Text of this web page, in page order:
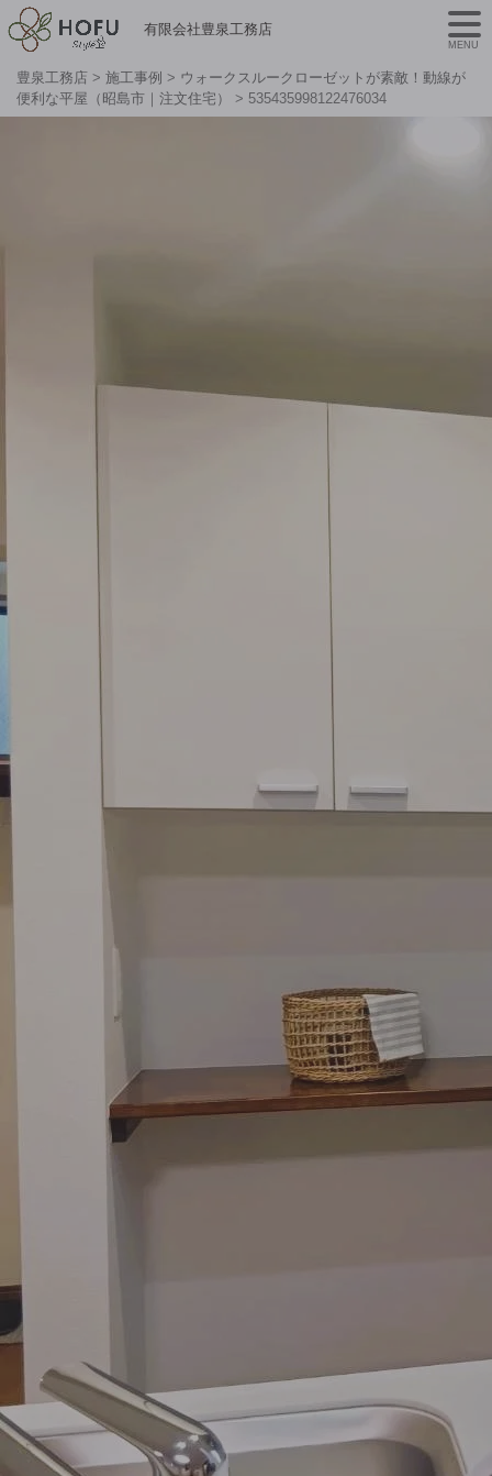
有限会社豊泉工務店
豊泉工務店 > 施工事例 > ウォークスルークローゼットが素敵！動線が
便利な平屋（昭島市｜注文住宅）
> 535435998122476034
MENU